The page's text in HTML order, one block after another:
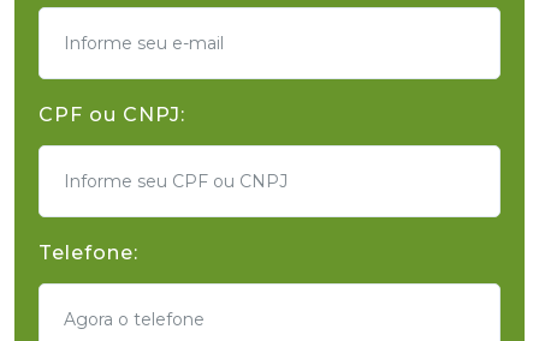
CPF ou CNPJ:
Telefone: